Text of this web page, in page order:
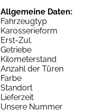
Allgemeine Daten:
Fahrzeugtyp
Karosserieform
Erst-Zul.
Getriebe
Kilometerstand
Anzahl der Türen
Farbe
Standort
Lieferzeit
Unsere Nummer